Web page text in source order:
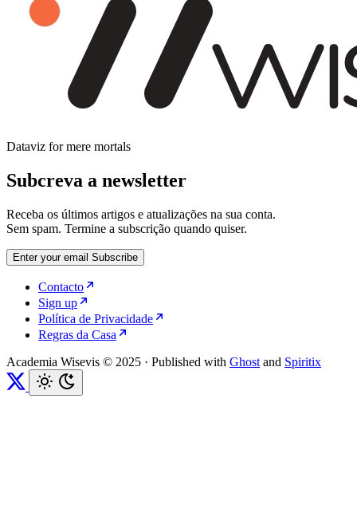
Dataviz for mere mortals
Subcreva a newsletter
Receba os últimos artigos e atualizações na sua conta.
Sem spam. Termine a subscrição quando quiser.
Enter your email Subscribe
Contacto
Sign up
Política de Privacidade
Regras da Casa
Academia Wisevis © 2025 · Published with Ghost and Spiritix